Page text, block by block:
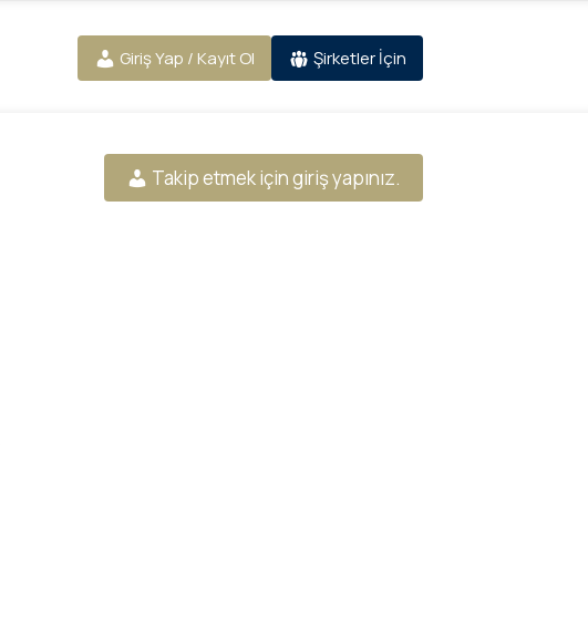
Giriş Yap / Kayıt Ol Şirketler İçin
Takip etmek için giriş yapınız.